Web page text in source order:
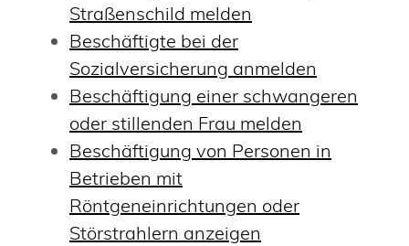
Straßenschild melden
Beschäftigte bei der
Sozialversicherung anmelden
Beschäftigung einer schwangeren
oder stillenden Frau melden
Beschäftigung von Personen in
Betrieben mit
Röntgeneinrichtungen oder
Störstrahlern anzeigen